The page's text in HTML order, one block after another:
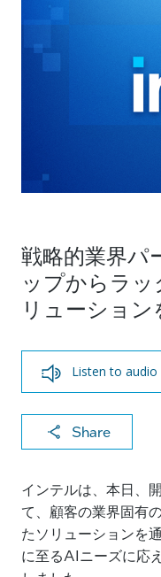
戦略的業界パ
ップからラ
リューション
Listen to audio
Share
X
a
c
e
b
k
e
インテルは、本日、
て、顧客の業界固有
たソリューションを
に至るAIニーズに応